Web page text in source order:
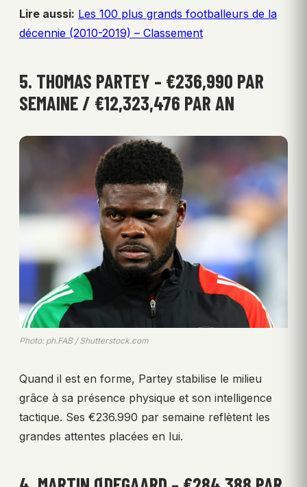
Lire aussi: Les 100 plus grands footballeurs de la
décennie (2010-2019) – Classement
5. THOMAS PARTEY – €236,990 PAR
SEMAINE / €12,323,476 PAR AN
Photo: ph.FAB / Shutterstock.com
Quand il est en forme, Partey stabilise le milieu
grâce à sa présence physique et son intelligence
tactique. Ses €236.990 par semaine reflètent les
grandes attentes placées en lui.